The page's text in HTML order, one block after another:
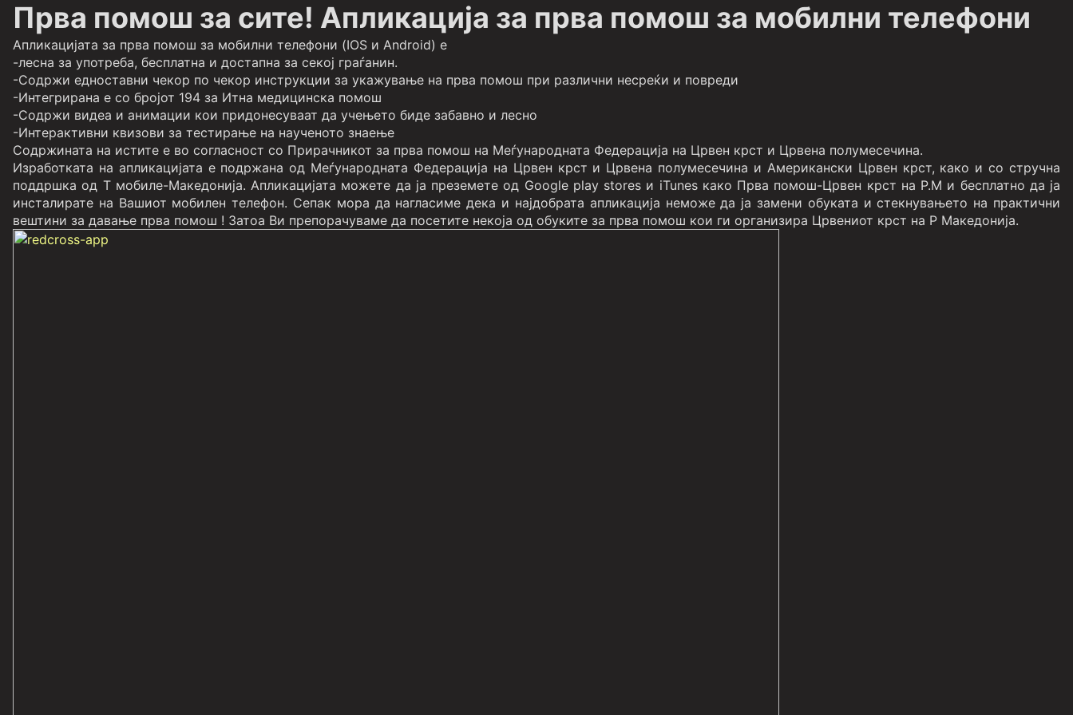
Прва помош за сите! Апликација за прва помош за мобилни телефони
Апликацијата за прва помош за мобилни телефони (IOS и Android) е
-лесна за употреба, бесплатна и достапна за секој граѓанин.
-Содржи едноставни чекор по чекор инструкции за укажување на прва помош при различни несреќи и повреди
-Интегриранa e со бројот 194 за Итна медицинска помош
-Содржи видеа и анимации кои придонесуваат да учењето биде забавно и лесно
-Интерактивни квизови за тестирање на наученото знаење
Содржината на истите е во согласност со Прирачникот за прва помош на Меѓународната Федерација на Црвен крст и Црвена полумесечина.
Изработката на апликацијата е подржана од Меѓународната Федерација на Црвен крст и Црвена полумесечина и Американски Црвен крст, како и со стручна
поддршка од Т мобиле-Македонија. Апликацијата можете да ја преземете од Google play stores и iTunes како Прва помош-Црвен крст на Р.М и бесплатно да ја
инсталирате на Вашиот мобилен телефон. Сепак мора да нагласиме дека и најдобрата апликација неможе да ја замени обуката и стекнувањето на практични
вештини за давање прва помош ! Затоа Ви препорачуваме да посетите некоја од обуките за прва помош кои ги организира Црвениот крст на Р Македонија.